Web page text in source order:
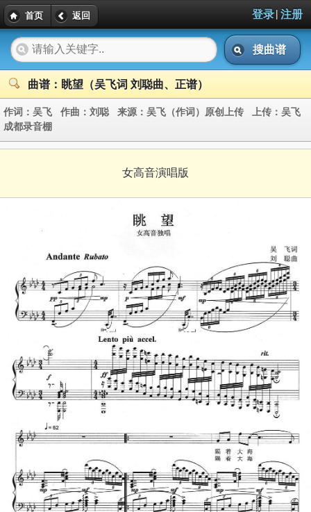
首页 返回 登录| 注册
搜曲谱
曲谱：眺望（吴飞词 刘聪曲、正谱）
作词： 吴飞 作曲： 刘聪 来源： 吴飞（作词）原创上传 上传： 吴飞
成都录音棚
女高音演唱版